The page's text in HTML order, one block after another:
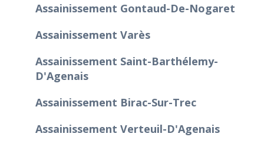
Assainissement Gontaud-De-Nogaret
Assainissement Varès
Assainissement Saint-Barthélemy-
D'Agenais
Assainissement Birac-Sur-Trec
Assainissement Verteuil-D'Agenais